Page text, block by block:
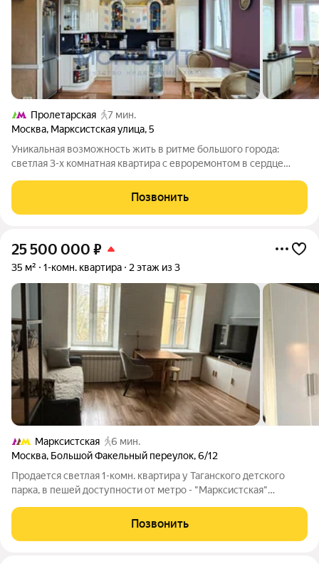
Пролетарская
7 мин.
Москва, Марксистская улица,5
Уникальная возможность жить в ритме большого города:
светлая 3-х комнатная квартира с евроремонтом в сердце
быстрые условия сделки делают это предложение
привлекательным как для семьи, так и
Позвонить
25 500 000 ₽
35 м² 1-комн. квартира 2 этаж из 3
Марксистская
6 мин.
Москва, Большой Факельный переулок,6/12
Продается светлая 1-комн. квартира у Таганского детского
парка, в пешей доступности от метро - "Марксистская"
дом в ЦАО после капитального ремонта, тихий зеленый центр
Москвы. Квартира
Позвонить